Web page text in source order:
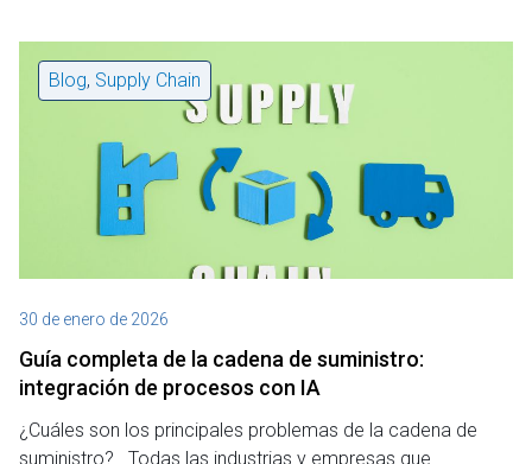
Blog, Supply Chain
30 de enero de 2026
Guía completa de la cadena de suministro:
integración de procesos con IA
¿Cuáles son los principales problemas de la cadena de
suministro? Todas las industrias y empresas que